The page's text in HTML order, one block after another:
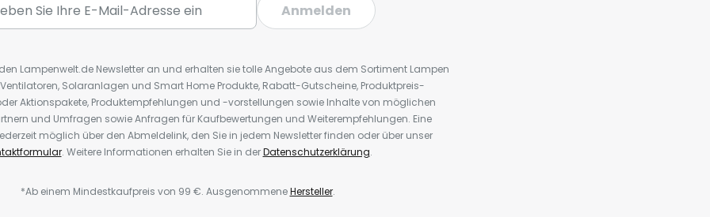
Anmelden
Lampenwelt.de Newsletter an und erhalten sie tolle Angebote aus dem Sortiment Lampen
Solaranlagen und Smart Home Produkte, Rabatt-Gutscheine, Produktpreis-
Aktionspakete, Produktempfehlungen und -vorstellungen sowie Inhalte von möglichen
und Umfragen sowie Anfragen für Kaufbewertungen und Weiterempfehlungen. Eine
möglich über den Abmeldelink, den Sie in jedem Newsletter finden oder über unser
. Weitere Informationen erhalten Sie in derDatenschutzerklärung.
*Ab einem Mindestkaufpreis von 99 €. AusgenommeneHersteller.